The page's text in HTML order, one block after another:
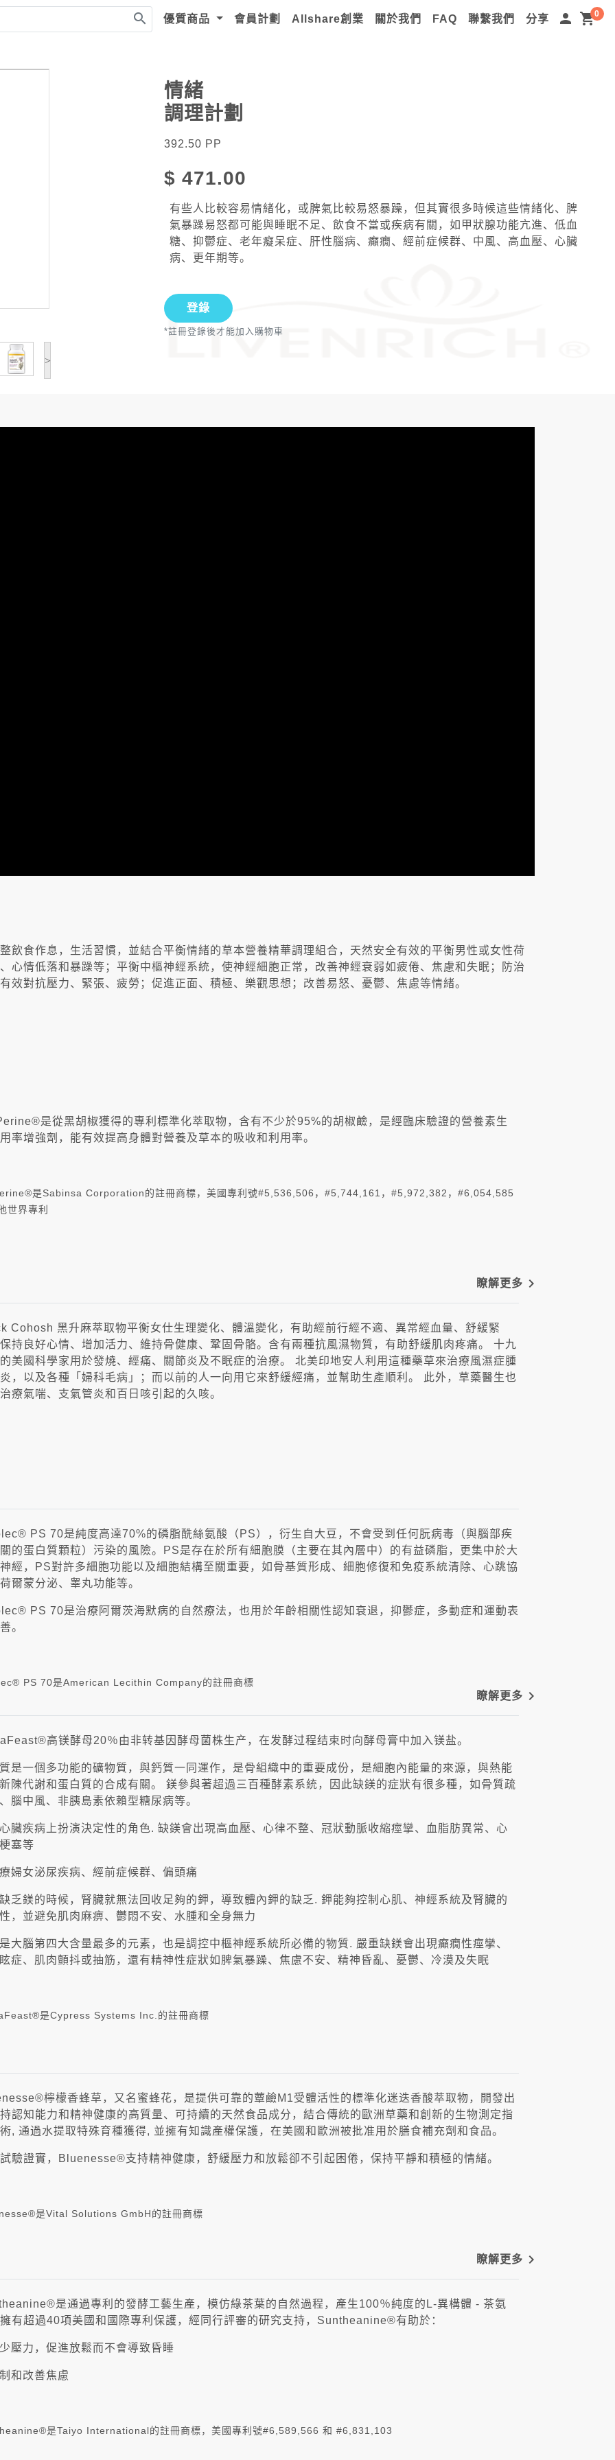
search 優質商品 會員計劃 Allshare創業 關於我們 FAQ 聯繫我們 分享 person shopping_cart0
>
情緒
調理計劃
392.50 PP
$ 471.00
有些人比較容易情緒化，或脾氣比較易怒暴躁，但其實很多時候這些情緒化、脾
氣暴躁易怒都可能與睡眠不足、飲食不當或疾病有關，如甲狀腺功能亢進、低血
糖、抑鬱症、老年癡呆症、肝性腦病、癲癇、經前症候群、中風、高血壓、心臟
病、更年期等。
登錄
*註冊登錄後才能加入購物車
飲食作息，生活習慣，並結合平衡情緒的草本營養精華調理組合，天然安全有效的平衡男性或女性荷
心情低落和暴躁等；平衡中樞神經系統，使神經細胞正常，改善神經衰弱如疲倦、焦慮和失眠；防治
效對抗壓力、緊張、疲勞；促進正面、積極、樂觀思想；改善易怒、憂鬱、焦慮等情緒。
是從黑胡椒獲得的專利標準化萃取物，含有不少於95%的胡椒鹼，是經臨床驗證的營養素生
率增強劑，能有效提高身體對營養及草本的吸收和利用率。
是Sabinsa Corporation的註冊商標，美國專利號#5,536,506，#5,744,161，#5,972,382，#6,054,585
世界專利
瞭解更多 navigate_next
Cohosh 黑升麻萃取物平衡女仕生理變化、體溫變化，有助經前行經不適、異常經血量、舒緩緊
持良好心情、增加活力、維持骨健康、鞏固骨骼。含有兩種抗風濕物質，有助舒緩肌肉疼痛。 十九
美國科學家用於發燒、經痛、關節炎及不眠症的治療。 北美印地安人利用這種藥草來治療風濕症腫
，以及各種「婦科毛病」；而以前的人一向用它來舒緩經痛，並幫助生產順利。 此外，草藥醫生也
療氣喘、支氣管炎和百日咳引起的久咳。
PS 70是純度高達70%的磷脂酰絲氨酸（PS），衍生自大豆，不會受到任何朊病毒（與腦部疾
的蛋白質顆粒）污染的風險。PS是存在於所有細胞膜（主要在其內層中）的有益磷脂，更集中於大
經，PS對許多細胞功能以及細胞結構至關重要，如骨基質形成、細胞修復和免疫系統清除、心跳協
爾蒙分泌、睾丸功能等。
PS 70是治療阿爾茨海默病的自然療法，也用於年齡相關性認知衰退，抑鬱症，多動症和運動表
。
PS 70是American Lecithin Company的註冊商標
瞭解更多 navigate_next
高镁酵母20％由非转基因酵母菌株生产，在发酵过程结束时向酵母膏中加入镁盐。
是一個多功能的礦物質，與鈣質一同運作，是骨組織中的重要成份，是細胞內能量的來源，與熱能
陳代謝和蛋白質的合成有關。 鎂參與著超過三百種酵素系統，因此缺鎂的症狀有很多種，如骨質疏
腦中風、非胰島素依賴型糖尿病等。
臟疾病上扮演決定性的角色. 缺鎂會出現高血壓、心律不整、冠狀動脈收縮痙攣、血脂肪異常、心
塞等
婦女泌尿疾病、經前症候群、偏頭痛
乏鎂的時候，腎臟就無法回收足夠的鉀，導致體內鉀的缺乏. 鉀能夠控制心肌、神經系統及腎臟的
，並避免肌肉麻痹、鬱悶不安、水腫和全身無力
大腦第四大含量最多的元素，也是調控中樞神經系統所必備的物質. 嚴重缺鎂會出現癲癇性痙攣、
症、肌肉顫抖或抽筋，還有精神性症狀如脾氣暴躁、焦慮不安、精神昏亂、憂鬱、冷漠及失眠
是Cypress Systems Inc.的註冊商標
檸檬香蜂草，又名蜜蜂花，是提供可靠的蕈鹼M1受體活性的標準化迷迭香酸萃取物，開發出
認知能力和精神健康的高質量、可持續的天然食品成分，結合傳統的歐洲草藥和創新的生物測定指
, 通過水提取特殊育種獲得, 並擁有知識產權保護，在美國和歐洲被批准用於膳食補充劑和食品。
驗證實，Bluenesse®支持精神健康，舒緩壓力和放鬆卻不引起困倦，保持平靜和積極的情緒。
是Vital Solutions GmbH的註冊商標
瞭解更多 navigate_next
是通過專利的發酵工藝生產，模仿綠茶葉的自然過程，產生100％純度的L-異構體 - 茶氨
有超過40項美國和國際專利保護，經同行評審的研究支持，Suntheanine®有助於：
壓力，促進放鬆而不會導致昏睡
和改善焦慮
是Taiyo International的註冊商標，美國專利號#6,589,566 和 #6,831,103